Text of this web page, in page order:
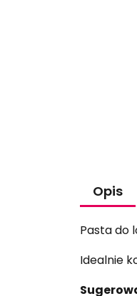
Opis
Pasta do
Idealnie